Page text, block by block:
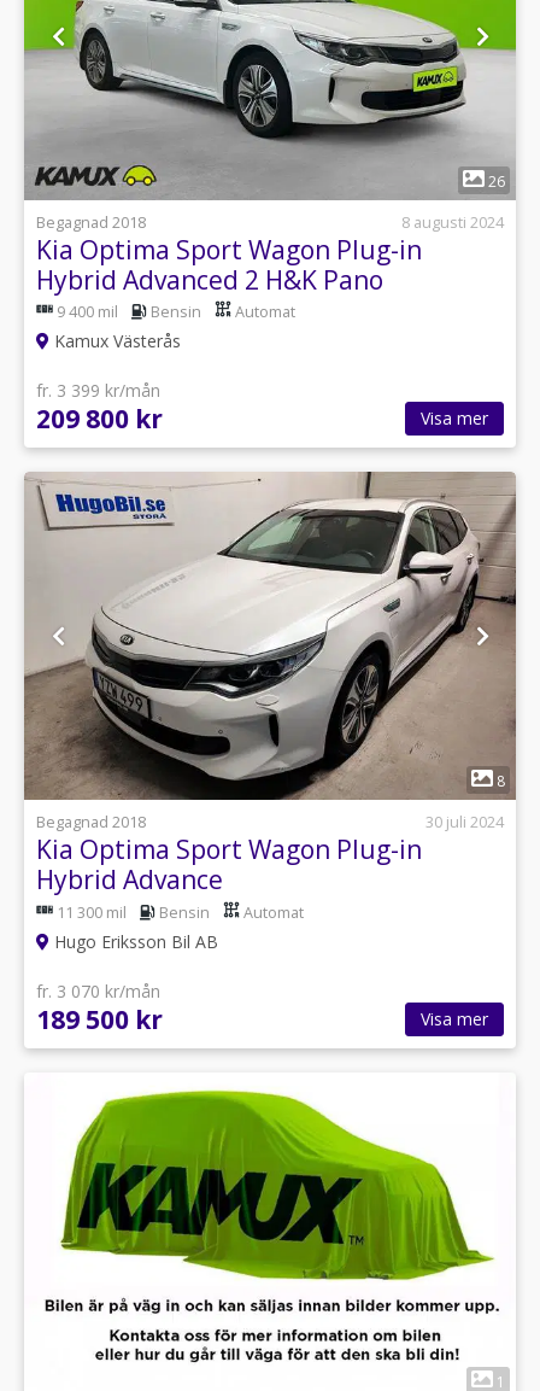
26
Begagnad 2018
8 augusti 2024
Kia Optima Sport Wagon Plug-in
Hybrid Advanced 2 H&K Pano
9 400 mil Bensin Automat
Kamux Västerås
fr. 3 399 kr/mån
209 800 kr Visa mer
1
8
Begagnad 2018
30 juli 2024
Kia Optima Sport Wagon Plug-in
Hybrid Advance
11 300 mil Bensin Automat
Hugo Eriksson Bil AB
fr. 3 070 kr/mån
189 500 kr Visa mer
1